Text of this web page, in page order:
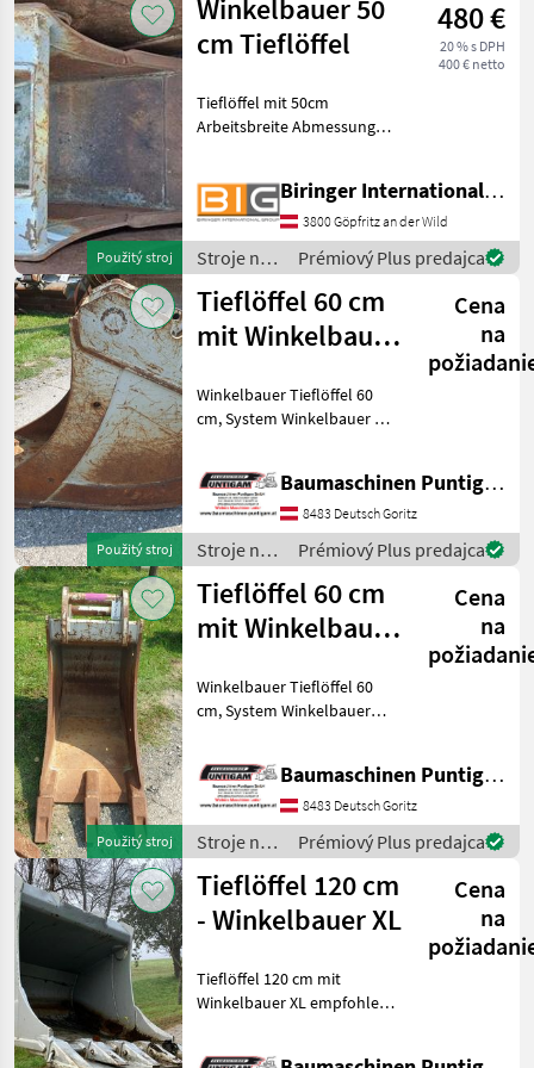
Winkelbauer
Použitý stroj
Winkelbauer 50
cm Tieflöffel
480 €
20 % s DPH
400 € netto
Tieflöffel mit 50cm
Arbeitsbreite Abmessungen
Stiel-/Aufnahmebreite: 205
mm Bolzenabstand [Mitte -
Mitte]: 200 mm weiteres Sor
Biringer International GmbH
3800 Göpfritz an der Wild
Stroje na
stavbu /
Winkelbauer
Prémiový Plus predajca
Použitý stroj
Tieflöffel 60 cm
mit Winkelbauer
Cena
na
Winkelbauer Tieflöffel 60
cm, System Winkelbauer XL,
Baumaschinen Puntigam
GmbH Unser Spezialgebiet:
Ankauf - Ver
Baumaschinen Puntigam GmbH
8483 Deutsch Goritz
Stroje na
stavbu /
Winkelbauer
Prémiový Plus predajca
Použitý stroj
Tieflöffel 60 cm
mit Winkelbauer
Cena
na
Winkelbauer Tieflöffel 60
cm, System Winkelbauer
Bagger, Eigengewicht:
425kg. Referenznummer:
4941 Baumaschine
Baumaschinen Puntigam GmbH
8483 Deutsch Goritz
Stroje na
stavbu /
Winkelbauer
Prémiový Plus predajca
Tieflöffel 120 cm
- Winkelbauer XL
Cena
na
Tieflöffel 120 cm mit
Winkelbauer XL empfohlen